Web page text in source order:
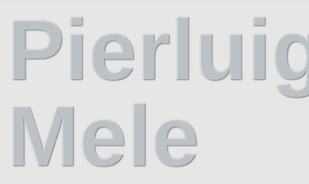
Mele